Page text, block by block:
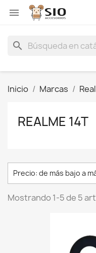

search
Inicio Marcas
REALME 14T
Precio: de más bajo a
Mostrando 1-5 de 5